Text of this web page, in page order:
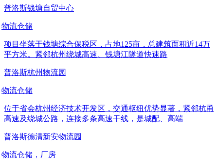
普洛斯钱塘自贸中心
物流仓储
项目坐落于钱塘综合保税区，占地125亩，总建筑面积近14万
平方米。紧邻杭州绕城高速、钱塘江隧道快速路
普洛斯杭州物流园
物流仓储
位于省会杭州经济技术开发区，交通枢纽优势显著，紧邻杭甬
高速及绕城公路，连接多条高速干线，是城配、高端
普洛斯德清新安物流园
物流仓储，厂房